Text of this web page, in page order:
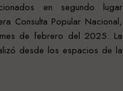
en segundo lugar
Consulta Popular Nacional,
de febrero del 2025. La
desde los espacios de la